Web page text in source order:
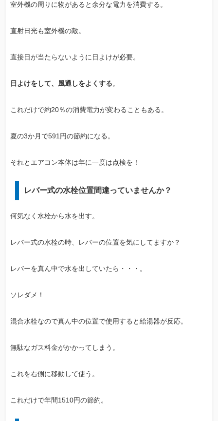
室外機の周りに物があると余分な電力を消費する。
直射日光も室外機の敵。
直接日が当たらないように日よけが必要。
日よけをして、風通しをよくする。
これだけで約20％の消費電力が変わることもある。
夏の3か月で591円の節約になる。
それとエアコン本体は年に一度は点検を！
レバー式の水栓位置間違っていませんか？
何気なく水栓から水を出す。
レバー式の水栓の時、レバーの位置を気にしてますか？
レバーを真ん中で水を出していたら・・・。
ソレダメ！
混合水栓なので真ん中の位置で使用すると給湯器が反応。
無駄なガス料金がかかってしまう。
これを右側に移動して使う。
これだけで年間1510円の節約。